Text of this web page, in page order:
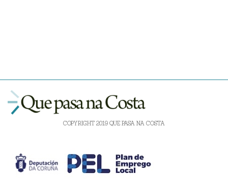
COPYRIGHT 2019 QUE PASA NA COSTA